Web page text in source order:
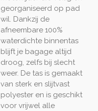
georganiseerd op pad
wil. Dankzij de
afneembare 100%
waterdichte binnentas
blijft je bagage altijd
droog, zelfs bij slecht
weer. De tas is gemaakt
van sterk en slijtvast
polyester en is geschikt
voor vrijwel alle